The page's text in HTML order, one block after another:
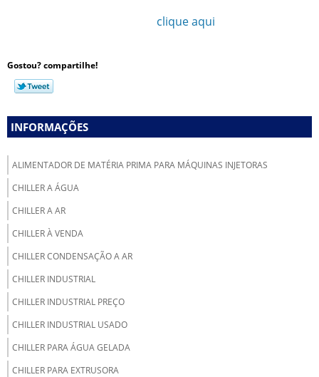
clique aqui
Gostou? compartilhe!
INFORMAÇÕES
ALIMENTADOR DE MATÉRIA PRIMA PARA MÁQUINAS INJETORAS
CHILLER A ÁGUA
CHILLER A AR
CHILLER À VENDA
CHILLER CONDENSAÇÃO A AR
CHILLER INDUSTRIAL
CHILLER INDUSTRIAL PREÇO
CHILLER INDUSTRIAL USADO
CHILLER PARA ÁGUA GELADA
CHILLER PARA EXTRUSORA